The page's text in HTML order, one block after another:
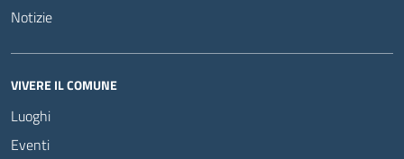
Notizie
VIVERE IL COMUNE
Luoghi
Eventi